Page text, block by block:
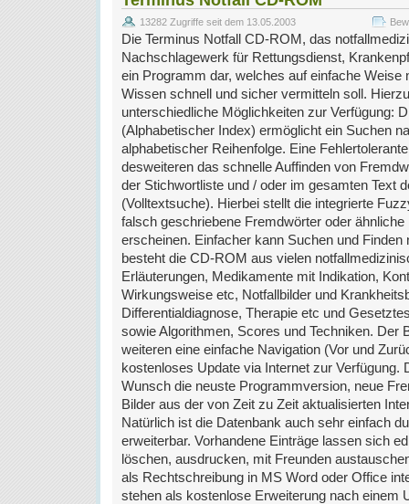
13282 Zugriffe seit dem 13.05.2003
Die Terminus Notfall CD-ROM, das
Nachschlagewerk für Rettungsdienst,
ein Programm dar, welches auf einfache Weise
Wissen schnell und sicher vermitteln soll.
unterschiedliche Möglichkeiten zur Verfügung:
(Alphabetischer Index) ermöglicht ein Suchen
alphabetischer Reihenfolge. Eine
desweiteren das schnelle Auffinden von
der Stichwortliste und / oder im gesamten Text
(Volltextsuche). Hierbei stellt die integrierte
falsch geschriebene Fremdwörter oder
erscheinen. Einfacher kann Suchen und Finden
besteht die CD-ROM aus vielen
Erläuterungen, Medikamente mit Indikation,
Wirkungsweise etc, Notfallbilder und
Differentialdiagnose, Therapie etc und
sowie Algorithmen, Scores und Techniken. Der
weiteren eine einfache Navigation (Vor und
kostenloses Update via Internet zur Verfügung.
Wunsch die neuste Programmversion, neue
Bilder aus der von Zeit zu Zeit aktualisierten
Natürlich ist die Datenbank auch sehr einfach
erweiterbar. Vorhandene Einträge lassen sich
löschen, ausdrucken, mit Freunden
als Rechtschreibung in MS Word oder Office
stehen als kostenlose Erweiterung nach einem